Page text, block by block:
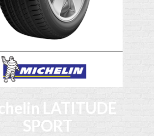
LATITUDE
SPORT